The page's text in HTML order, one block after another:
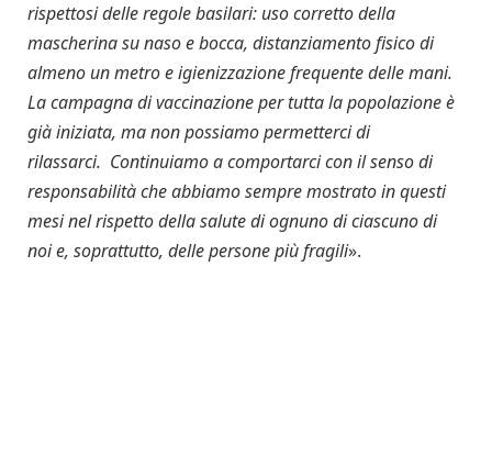
rispettosi delle regole basilari: uso corretto della
mascherina su naso e bocca, distanziamento fisico di
almeno un metro e igienizzazione frequente delle mani.
La campagna di vaccinazione per tutta la popolazione è
già iniziata, ma non possiamo permetterci di
rilassarci. Continuiamo a comportarci con il senso di
responsabilità che abbiamo sempre mostrato in questi
mesi nel rispetto della salute di ognuno di ciascuno di
noi e, soprattutto, delle persone più fragili».